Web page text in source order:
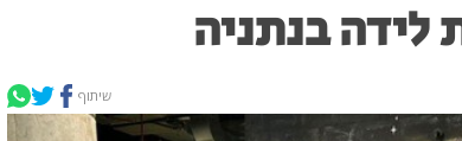
לידה בנתניה
שיתוף